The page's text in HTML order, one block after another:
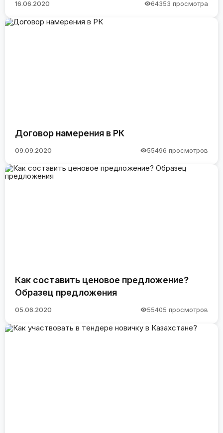
16.06.2020 64353 просмотра
Договор намерения в РК
09.09.2020 55496 просмотров
Как составить ценовое предложение?
Образец предложения
05.06.2020 55405 просмотров